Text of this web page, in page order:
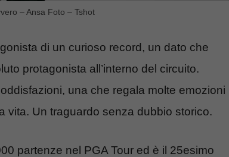
– Ansa Foto – Tshot
di un curioso record, un dato che
protagonista all’interno del circuito.
una che regala molte emozioni
vita. Un traguardo senza dubbio storico.
partenze nel PGA Tour ed è il 25esimo